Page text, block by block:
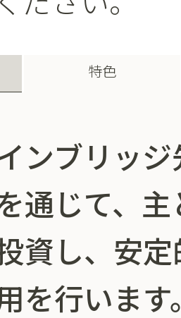
特色
インブリッ
通じて、
資し、安
を行います